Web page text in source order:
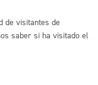
de visitantes de
saber si ha visitado el